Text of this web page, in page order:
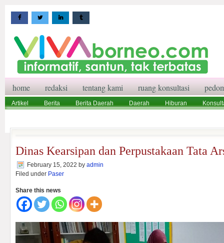
home redaksi tentang kami ruang konsultasi
Artikel Berita Berita Daerah Daerah Hiburan
Dinas Kearsipan dan Perpustakaan Tata
February 15, 2022 by admin
Filed under Paser
Share this news